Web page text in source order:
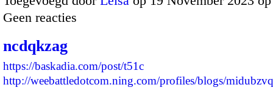
Geen reacties
ncdqkzag
https://baskadia.com/post/t51c
http://weebattledotcom.ning.com/profiles/blogs/